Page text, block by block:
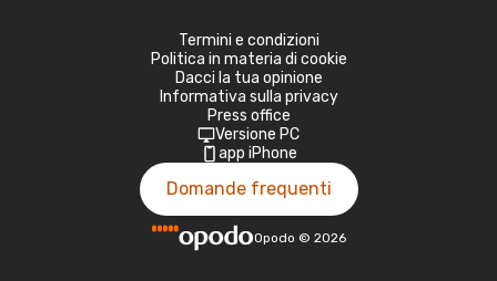
Termini e condizioni
Politica in materia di cookie
Dacci la tua opinione
Informativa sulla privacy
Press office
Versione PC
app iPhone
Domande frequenti
Opodo © 2026